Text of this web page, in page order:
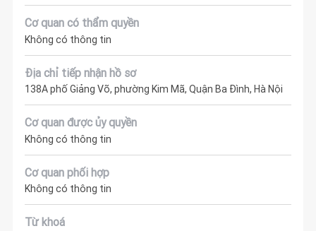
Cơ quan có thẩm quyền
Không có thông tin
Địa chỉ tiếp nhận hồ sơ
138A phố Giảng Võ, phường Kim Mã, Quận Ba Đình, Hà Nội
Cơ quan được ủy quyền
Không có thông tin
Cơ quan phối hợp
Không có thông tin
Từ khoá